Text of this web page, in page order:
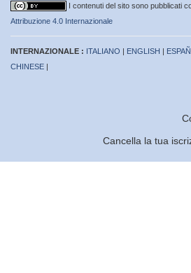
I contenuti del sito sono pubblicati
Attribuzione 4.0 Internazionale
INTERNAZIONALE : ITALIANO | ENGLISH |
CHINESE |
Cancella la tua